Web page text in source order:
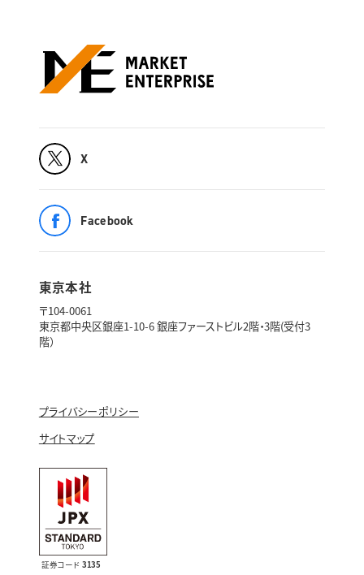
X
Facebook
東京本社
〒104-0061
東京都中央区銀座1-10-6 銀座ファーストビル2階・3階(受付3
階）
プライバシーポリシー
サイトマップ
証券コード3135